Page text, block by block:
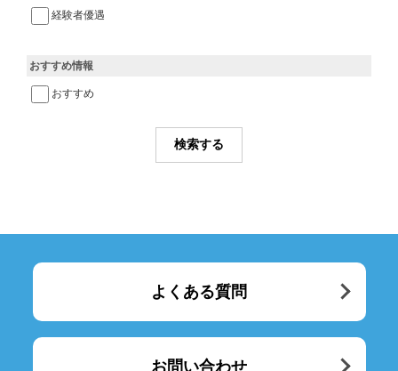
経験者優遇
おすすめ情報
おすすめ
よくある質問
お問い合わせ